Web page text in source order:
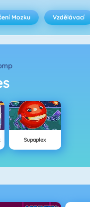
Mozku Vzdělávací
Supaplex